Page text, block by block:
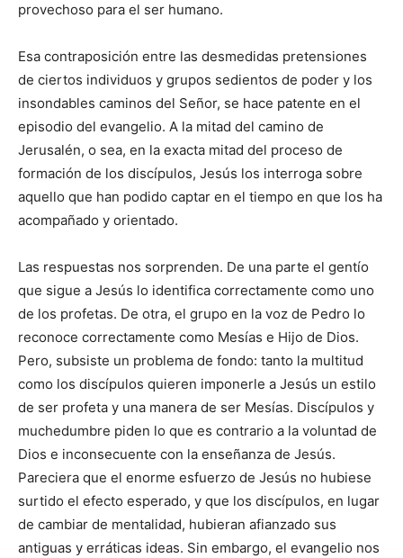
provechoso para el ser humano.
Esa contraposición entre las desmedidas pretensiones
de ciertos individuos y grupos sedientos de poder y los
insondables caminos del Señor, se hace patente en el
episodio del evangelio. A la mitad del camino de
Jerusalén, o sea, en la exacta mitad del proceso de
formación de los discípulos, Jesús los interroga sobre
aquello que han podido captar en el tiempo en que los ha
acompañado y orientado.
Las respuestas nos sorprenden. De una parte el gentío
que sigue a Jesús lo identifica correctamente como uno
de los profetas. De otra, el grupo en la voz de Pedro lo
reconoce correctamente como Mesías e Hijo de Dios.
Pero, subsiste un problema de fondo: tanto la multitud
como los discípulos quieren imponerle a Jesús un estilo
de ser profeta y una manera de ser Mesías. Discípulos y
muchedumbre piden lo que es contrario a la voluntad de
Dios e inconsecuente con la enseñanza de Jesús.
Pareciera que el enorme esfuerzo de Jesús no hubiese
surtido el efecto esperado, y que los discípulos, en lugar
de cambiar de mentalidad, hubieran afianzado sus
antiguas y erráticas ideas. Sin embargo, el evangelio nos